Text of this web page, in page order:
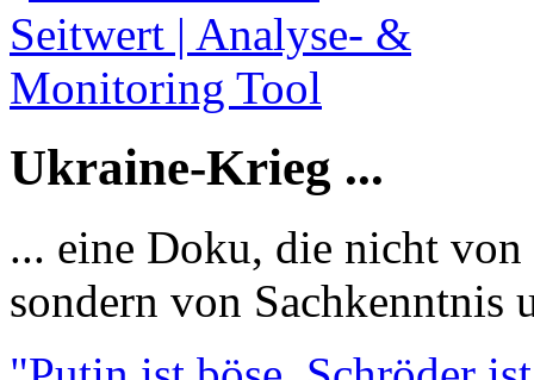
Ukraine-Krieg ...
... eine Doku, die nicht
sondern von Sachkenntnis